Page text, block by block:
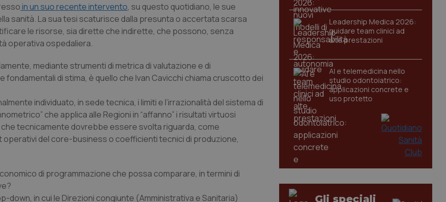
in un suo recente intervento, su questo quotidiano, le sue
sanità. La sua tesi scaturisce dalla presunta o accertata scarsa
le risorse, sia dirette che indirette, che possono, senza
operativa ospedaliera.
mediante strumenti di metrica di valutazione e di
di stima, è quello che Ivan Cavicchi chiama cruscotto dei
individuato, in sede tecnica, i limiti e l’irrazionalità del sistema di
che applica alle Regioni in “affanno” i risultati virtuosi
che tecnicamente dovrebbe essere svolta riguarda, come
del core-business o coefficienti tecnici di produzione,
di programmazione che possa comparare, in termini di
down, in cui le Direzioni congiunte (Amministrativa e Sanitaria)
Leadership Medica 2026:
guidare team clinici ad
alte prestazioni
AI e telemedicina nello
studio odontoiatrico:
applicazioni concrete e
uso protetto
Gli speciali